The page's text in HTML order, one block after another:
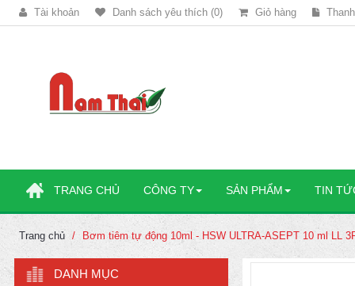
Tài khoản Danh sách yêu thích (0) Giỏ hàng
TRANG CHỦ CÔNG TY SẢN PHẨM TIN
Trang chủ Bơm tiêm tự động 10ml - HSW ULTRA-ASEPT 10 ml LL
DANH MỤC